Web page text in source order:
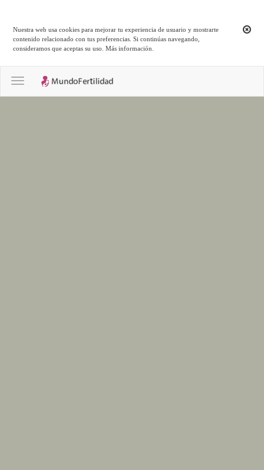
Nuestra web usa cookies para mejorar tu experiencia de usuario y mostrarte
contenido relacionado con tus preferencias. Si continúas navegando,
consideramos que aceptas su uso.Más información
Toggle navigation